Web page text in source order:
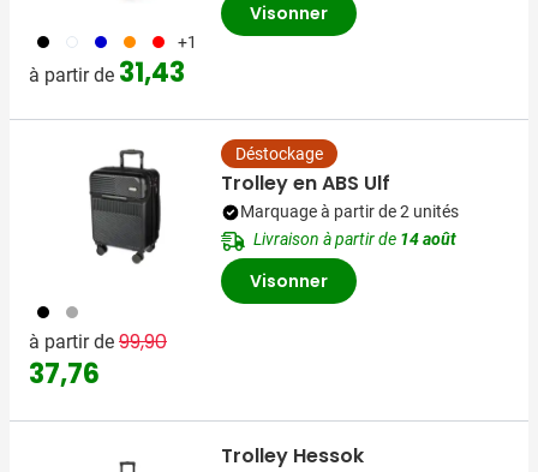
001 002 005 007 008 +1
à partir de 31,43
Visonner
001 491
à partir de Prix normal
99,90
37,76
Déstockage
Trolley en ABS Ulf
Marquage à partir de 2 unités
Livraison à partir de 14 août
Visonner
Trolley Hessok